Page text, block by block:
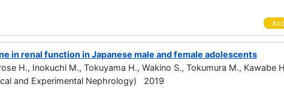
in renal function in Japanese male and female adolescents
H., Inokuchi M., Tokuyama H., Wakino S., Tokumura M., Kawabe
and Experimental Nephrology) 2019